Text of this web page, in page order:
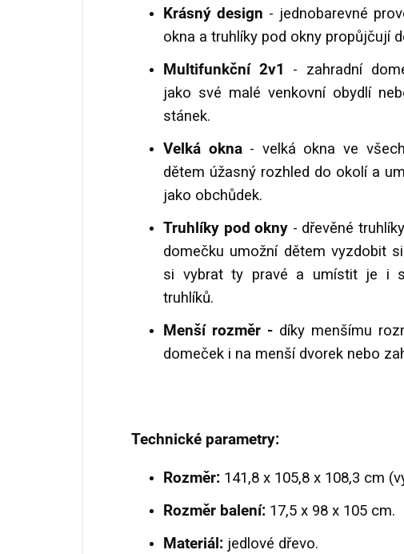
Krásný design - jednobarevné
okna a truhlíky pod okny propůjčují
Multifunkční 2v1
- zahradní
jako své malé venkovní obydlí
stánek.
Velká okna- velká okna ve
dětem úžasný rozhled do okolí a
jako obchůdek.
Truhlíky pod okny - dřevěné
domečku umožní dětem vyzdobit
si vybrat ty pravé a umístit je i
truhlíků.
Menší rozměr -díky menšímu
domeček i na menší dvorek nebo
Technické parametry:
Rozměr: 141,8 x 105,8 x 108,3 cm
Rozměr balení: 17,5 x 98 x 105 cm.
Materiál: jedlové dřevo.